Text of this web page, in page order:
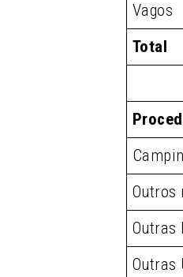
Vagos
Total
Outros
Outras
Outras